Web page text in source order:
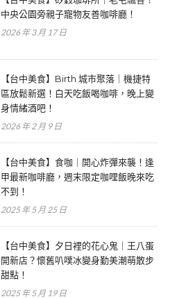
中央公園旁親子寵物友善咖啡廳！
2026 年 3 月 17 日
【台中美食】Birth 城市聚落｜機捷特
區放鬆新選！白天吃飯喝咖啡，晚上變
身情緒酒吧！
2026 年 2 月 9 日
【台中美食】食咖｜開心炸彈來襲！逢
甲最新咖啡廳，週末限定咖哩飯晚來吃
不到！
2025 年 5 月 25 日
【台中美食】夕日裡的花心鬼｜王八蛋
開新店？懷舊叭噗冰變身勤美潮萌散步
甜點！
2025 年 5 月 19 日